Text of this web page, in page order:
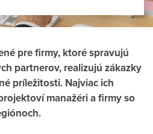
pre firmy, ktoré spravujú
partnerov, realizujú zákazky
príležitosti. Najviac ich
manažéri a firmy so